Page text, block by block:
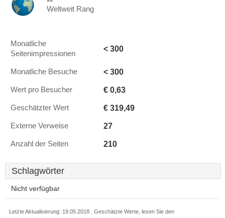
Weltweit Rang
Monatliche
Seitenimpressionen
< 300
Monatliche Besuche < 300
Wert pro Besucher € 0,63
Geschätzter Wert € 319,49
Externe Verweise 27
Anzahl der Seiten 210
Schlagwörter
Nicht verfügbar
Letzte Aktualisierung: 19.05.2018 . Geschätzte Werte, lesen Sie den